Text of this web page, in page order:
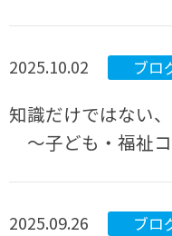
2025.10.02 ブロ
知識だけではない
～子ども・福祉
2025.09.26 ブロ